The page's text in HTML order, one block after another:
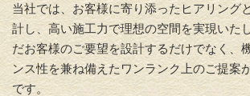
当社では、お客様に寄り添ったヒアリング
計し、高い施工力で理想の空間を実現いた
だお客様のご要望を設計するだけでなく、
ンス性を兼ね備えたワンランク上のご提案
です。